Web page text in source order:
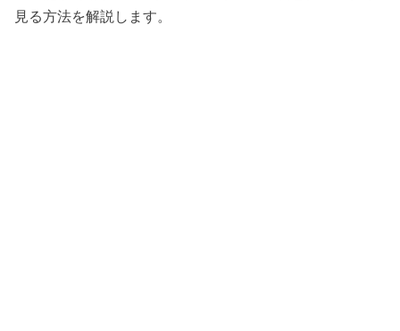
見る方法を解説します。